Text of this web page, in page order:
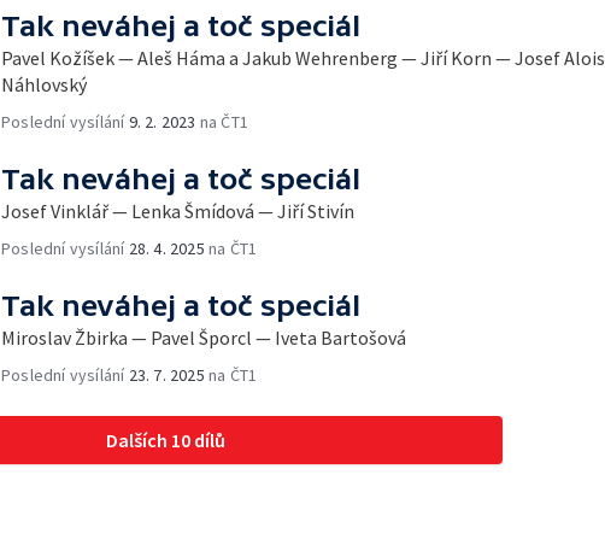
Tak neváhej a toč speciál
Pavel Kožíšek — Aleš Háma a Jakub Wehrenberg — Jiří Korn — Josef Alois
Náhlovský
Poslední vysílání9. 2. 2023 na ČT1
Tak neváhej a toč speciál
Josef Vinklář — Lenka Šmídová — Jiří Stivín
Poslední vysílání 28. 4. 2025 na ČT1
Tak neváhej a toč speciál
Miroslav Žbirka — Pavel Šporcl — Iveta Bartošová
Poslední vysílání 23. 7. 2025 na ČT1
Dalších 10 dílů